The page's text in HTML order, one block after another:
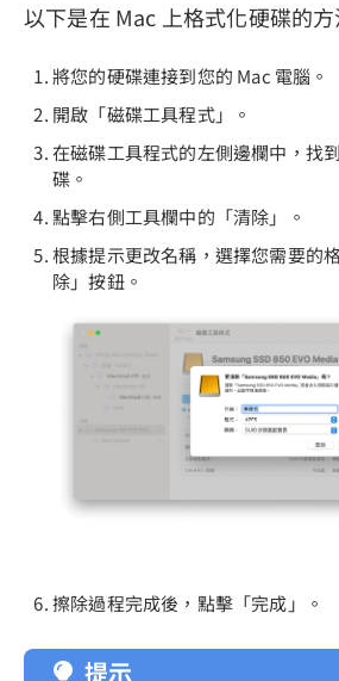
以下是在 Mac 上格式化硬碟的方
將您的硬碟連接到您的 Mac 電腦。
開啟「磁碟工具程式」。
在磁碟工具程式的左側邊欄中，找
碟。
點擊右側工具欄中的「清除」。
根據提示更改名稱，選擇您需要的
除」按鈕。
擦除過程完成後，點擊「完成」。
提示